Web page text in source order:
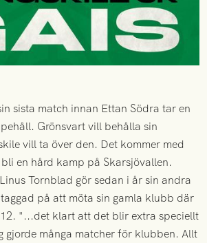
sista match innan Ettan Södra tar en
Grönsvart vill behålla sin
vill ta över den. Det kommer med
en hård kamp på Skarsjövallen.
Tornblad gör sedan i år sin andra
på att möta sin gamla klubb där
"...det klart att det blir extra speciellt
gjorde många matcher för klubben. Allt